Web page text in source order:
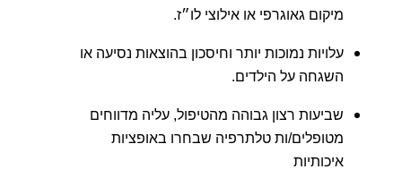
מיקום גאוגרפי או אילוצי לו״ז.
עלויות נמוכות יותר וחיסכון בהוצאות נסיעה או
השגחה על הילדים.
שביעות רצון גבוהה מהטיפול, עליה מדווחים
מטופלים/ות טלתרפיה שבחרו באופציות
איכותיות